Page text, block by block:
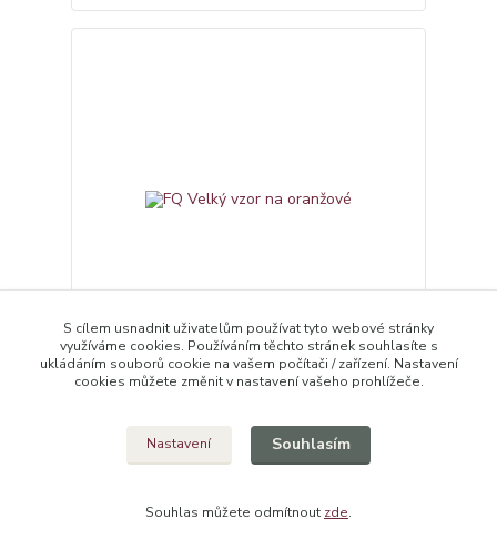
FQ Velký vzor na oranžové
Skladem 2 ks
Přidat do košíku
S cílem usnadnit uživatelům používat tyto webové stránky
využíváme cookies. Používáním těchto stránek souhlasíte s
ukládáním souborů cookie na vašem počítači / zařízení. Nastavení
cookies můžete změnit v nastavení vašeho prohlížeče.
Nastavení Souhlasím
Souhlas můžete odmítnout zde.